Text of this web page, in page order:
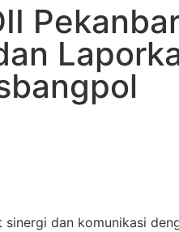
sinergi dan komunikasi